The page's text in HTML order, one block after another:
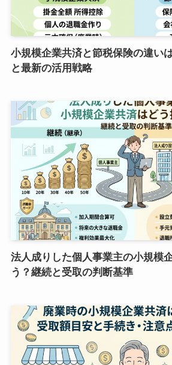
小規模企業共済と節税保険の違い
と最新の活用戦略
法人成りした個人事業主の小規模
う？継続と受取の判断基準